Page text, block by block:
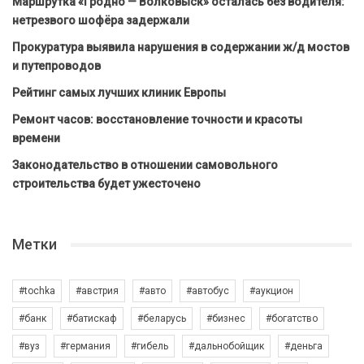
нетрезвого шофёра задержали
Прокуратура выявила нарушения в содержании ж/д мостов
и путепроводов
Рейтинг самых лучших клиник Европы
Ремонт часов: восстановление точности и красоты
времени
Законодательство в отношении самовольного
строительства будет ужесточено
Метки
#tochka #австрия #авто #автобус #аукцион
#банк #батискаф #беларусь #бизнес #богатство
#вуз #германия #гибель #дальнобойщик #деньга